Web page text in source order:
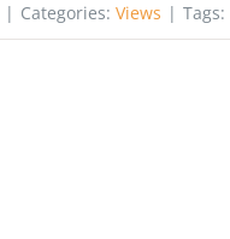
| Categories: Views | Tags: